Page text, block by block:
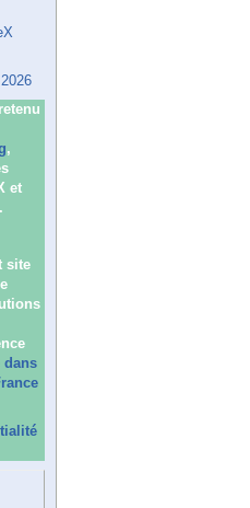
,
et
site
dans